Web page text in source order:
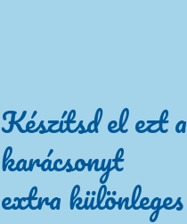
Készítsd el ezt a
karácsonyt
extra különleges